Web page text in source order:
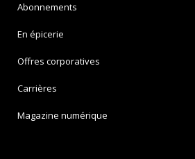
Abonnements
En épicerie
Offres corporatives
Carrières
Magazine numérique